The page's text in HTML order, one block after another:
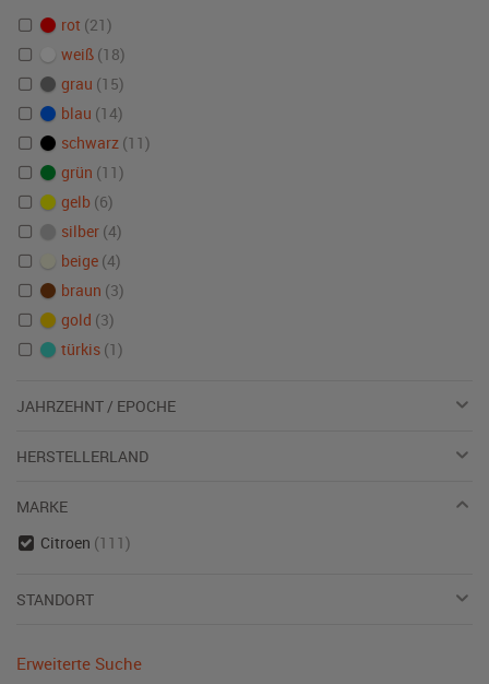
rot (21)
weiß (18)
grau (15)
blau (14)
schwarz (11)
grün (11)
gelb (6)
silber (4)
beige (4)
braun (3)
gold (3)
türkis (1)
JAHRZEHNT / EPOCHE
HERSTELLERLAND
MARKE
Citroen (111)
STANDORT
Erweiterte Suche